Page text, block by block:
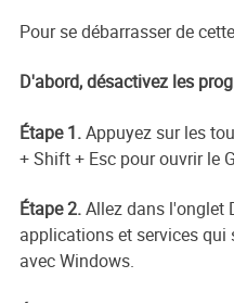
Pour se débarrasser de
D'abord, désactivez les
Étape 1.Appuyez sur les
+ Shift + Esc pour ouvrir le
Étape 2.Allez dans l'onglet
applications et services
avec Windows.